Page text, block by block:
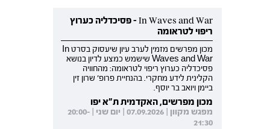
In Waves and War - פסיכדליה כערוץ
ריפוי לטראומה
מכון מפרשים מזמין לערב עיון שיעסוק בסרט In
Waves and War שישמש כמצע לדיון בנושא
פסיכדליה כערוץ ריפוי לטראומה: מהחוויה
הקלינית לידע מחקרי. בהנחיית פרופ' שרון זין
ביימן ויואב בר יוסף.
מכון מפרשים, האקדמית ת"א יפו
מפגש מקוון | 07.09.2026 | יום שני | 20:00-
21:30